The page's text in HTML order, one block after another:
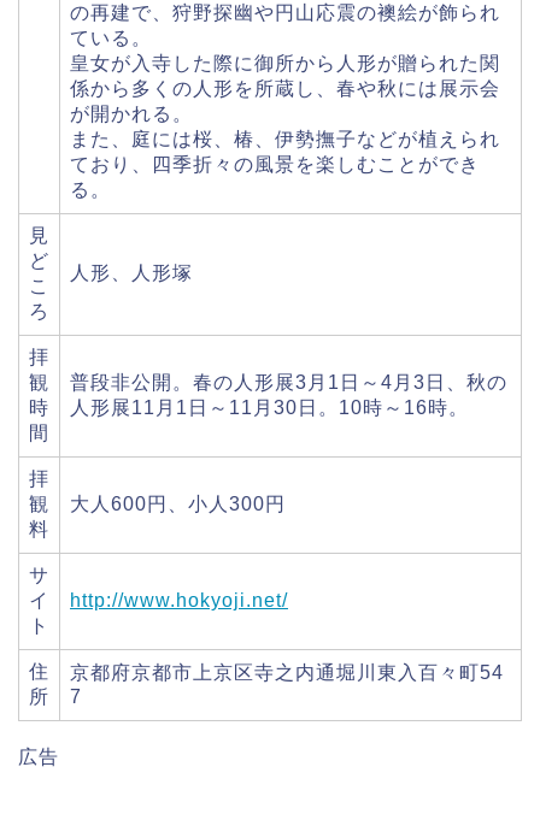
の再建で、狩野探幽や円山応震の襖絵が飾られ
ている。
皇女が入寺した際に御所から人形が贈られた関
係から多くの人形を所蔵し、春や秋には展示会
が開かれる。
また、庭には桜、椿、伊勢撫子などが植えられ
ており、四季折々の風景を楽しむことができ
る。
見
ど
こ
ろ
人形、人形塚
拝
観
時
間
普段非公開。春の人形展3月1日～4月3日、秋の
人形展11月1日～11月30日。10時～16時。
拝
観
料
大人600円、小人300円
サ
イ
ト
http://www.hokyoji.net/
住
所
京都府京都市上京区寺之内通堀川東入百々町54
7
広告